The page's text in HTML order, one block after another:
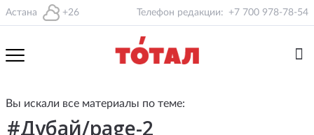
Астана +26 Телефон редакции: +7 700 978-78-54
Вы искали все материалы по теме: